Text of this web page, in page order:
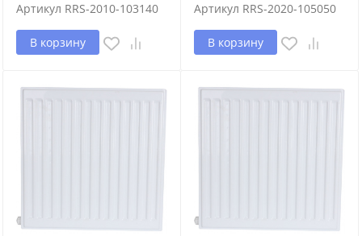
Артикул RRS-2010-103140
В корзину
Артикул RRS-2020-105050
В корзину